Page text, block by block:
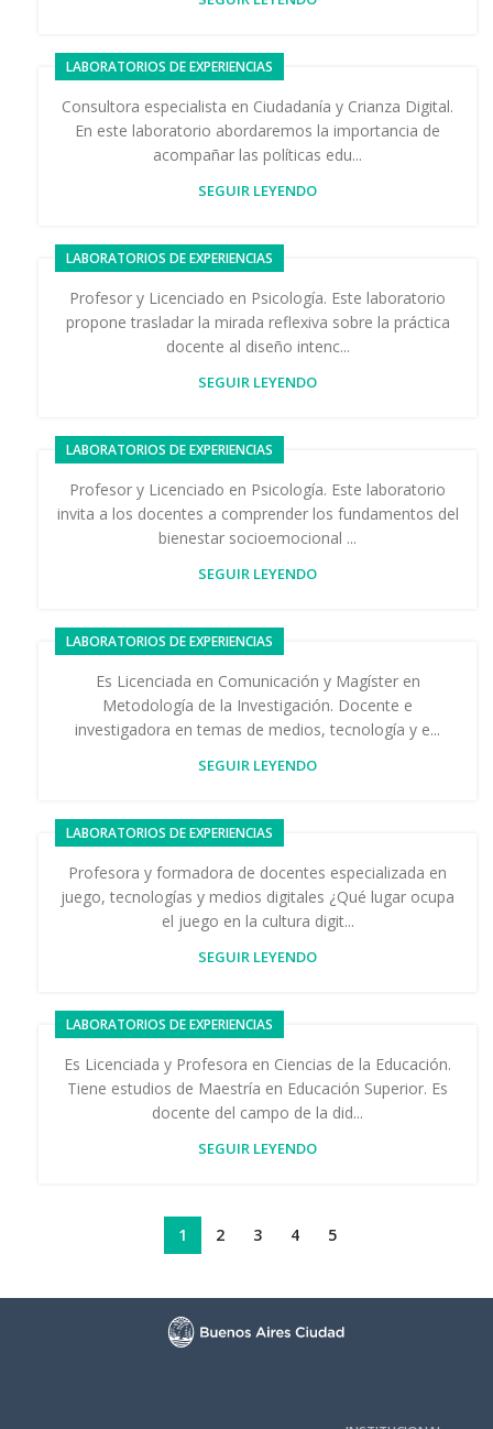
LABORATORIOS DE EXPERIENCIAS
Consultora especialista en Ciudadanía y Crianza Digital.
En este laboratorio abordaremos la importancia de
acompañar las políticas edu...
SEGUIR LEYENDO
LABORATORIOS DE EXPERIENCIAS
Profesor y Licenciado en Psicología. Este laboratorio
propone trasladar la mirada reflexiva sobre la práctica
docente al diseño intenc...
SEGUIR LEYENDO
LABORATORIOS DE EXPERIENCIAS
Profesor y Licenciado en Psicología. Este laboratorio
invita a los docentes a comprender los fundamentos del
bienestar socioemocional ...
SEGUIR LEYENDO
LABORATORIOS DE EXPERIENCIAS
Es Licenciada en Comunicación y Magíster en
Metodología de la Investigación. Docente e
investigadora en temas de medios, tecnología y e...
SEGUIR LEYENDO
LABORATORIOS DE EXPERIENCIAS
Profesora y formadora de docentes especializada en
juego, tecnologías y medios digitales ¿Qué lugar ocupa
el juego en la cultura digit...
SEGUIR LEYENDO
LABORATORIOS DE EXPERIENCIAS
Es Licenciada y Profesora en Ciencias de la Educación.
Tiene estudios de Maestría en Educación Superior. Es
docente del campo de la did...
SEGUIR LEYENDO
1 2 3 4 5